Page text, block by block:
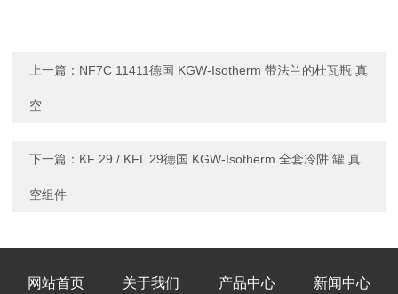
上一篇： NF7C 11411德国 KGW-Isotherm 带法兰的杜瓦瓶 真
空
下一篇： KF 29 / KFL 29德国 KGW-Isotherm 全套冷阱 罐 真
空组件
网站首页 关于我们 产品中心 新闻中心